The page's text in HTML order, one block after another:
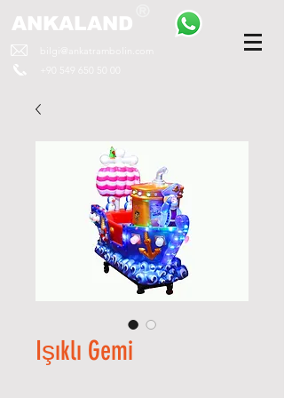
ANKALAND
bilgi@ankatrambolin.com
Işıklı Gemi